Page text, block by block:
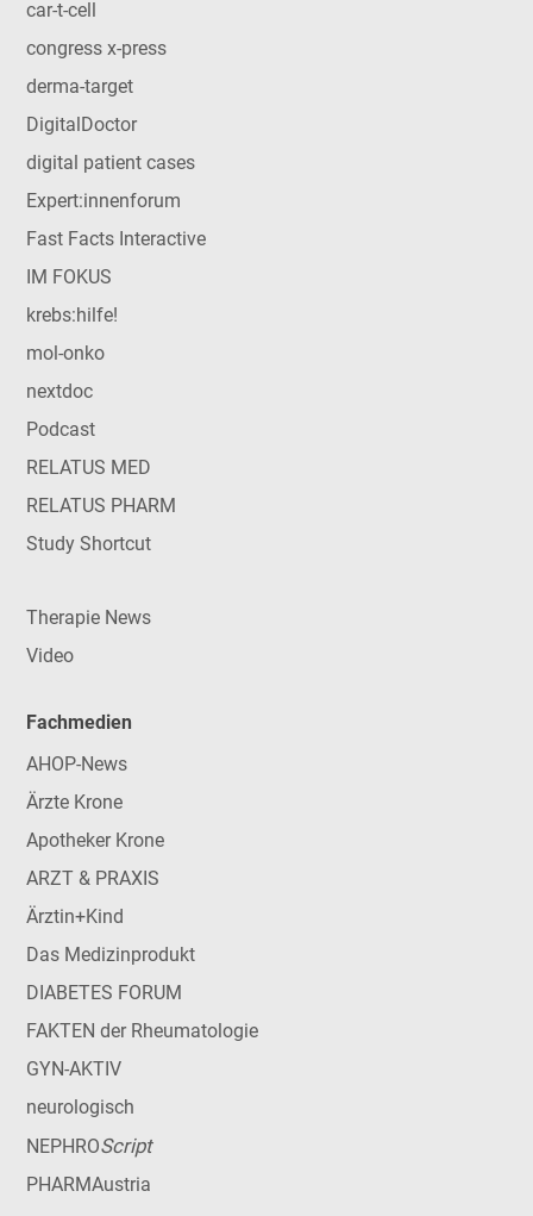
car-t-cell
congress x-press
derma-target
DigitalDoctor
digital patient cases
Expert:innenforum
Fast Facts Interactive
IM FOKUS
krebs:hilfe!
mol-onko
nextdoc
Podcast
RELATUS MED
RELATUS PHARM
Study Shortcut
Therapie News
Video
Fachmedien
AHOP-News
Ärzte Krone
Apotheker Krone
ARZT & PRAXIS
Ärztin+Kind
Das Medizinprodukt
DIABETES FORUM
FAKTEN der Rheumatologie
GYN-AKTIV
neurologisch
NEPHROScript
PHARMAustria